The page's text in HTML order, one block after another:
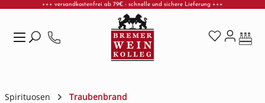
+++ versandkostenfrei ab 79€ - schnelle und sichere Lieferung +++
Spirituosen Traubenbrand